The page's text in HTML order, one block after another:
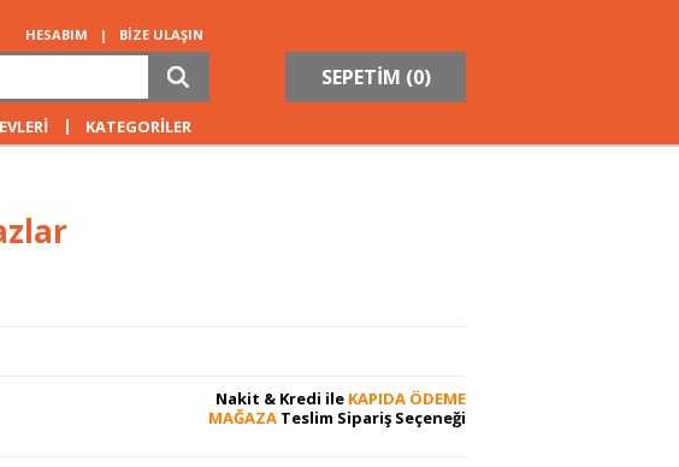
HESABIM | BİZE ULAŞIN
SEPETİM (0)
| KATEGORİLER
Nakit & Kredi ile KAPIDA ÖDEME
MAĞAZA Teslim Sipariş Seçeneği